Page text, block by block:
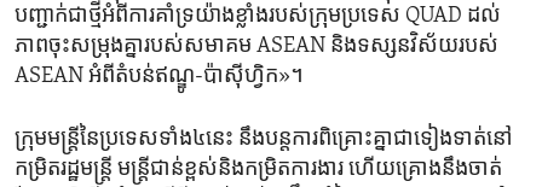
បញ្ជាក់ជា​ថ្មី​អំពី​ការ​គាំទ្រ​យ៉ាងខ្លាំង​របស់ក្រុម​ប្រទេស QUAD ​ដល់
ភាព​ចុះសម្រុង​គ្នា​របស់​សមាគម ASEAN ​និង​ទស្សនវិស័យរបស់​
ASEAN អំពីតំបន់​ឥណ្ឌូ-ប៉ាស៊ីហ្វិក»។
ក្រុម​មន្ត្រី​នៃ​ប្រទេស​ទាំង​៤​នេះ​ ​នឹងបន្តការ​ពិគ្រោះ​គ្នាជា​ទៀង​ទាត់​នៅ​
កម្រិតរដ្ឋមន្ត្រី​ មន្ត្រី​ជាន់​ខ្ពស់​និងកម្រិត​ការងារ ហើយ​គ្រោងនឹង​ចាត់​